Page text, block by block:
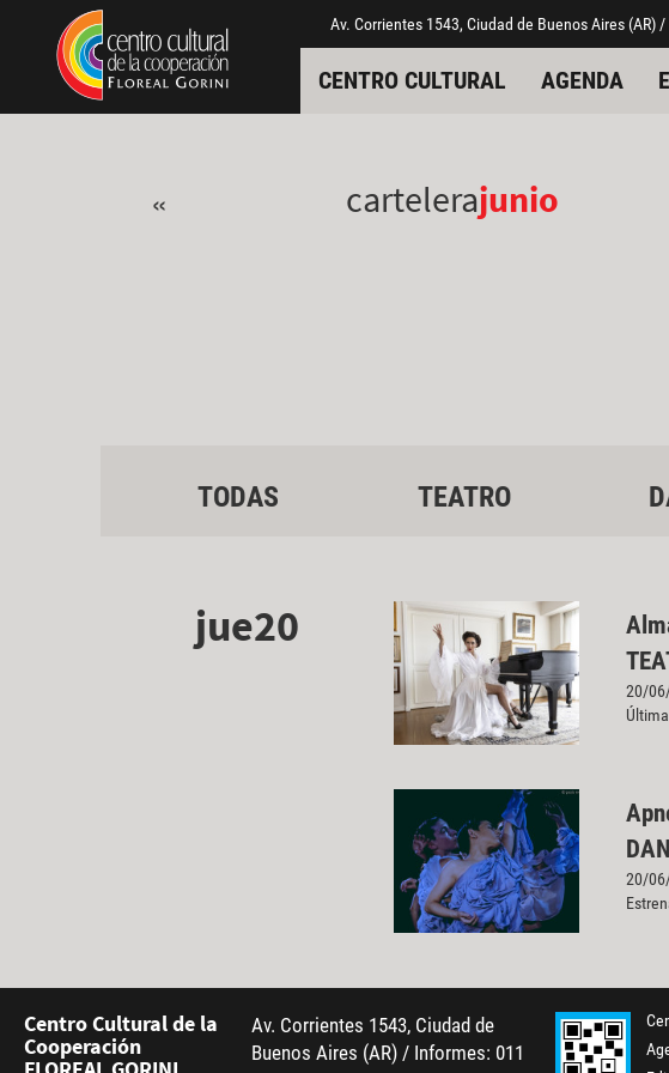
Pasar al contenido principal
Jump to main content Av. Corrientes 1543, Ciudad de Buenos Aires
CENTRO CULTURAL AGENDA
« cartelerajunio
TODAS TEATRO
jue20
20/
20/
Centro Cultural de la
Cooperación
Av. Corrientes 1543, Ciudad de
Buenos Aires (AR) / Informes: 011